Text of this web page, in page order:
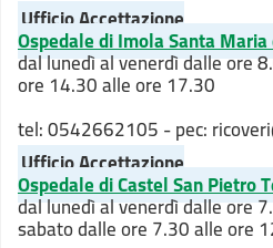
Ufficio Accettazione
Ospedale di Imola Santa
dal lunedì al venerdì dalle ore
ore 14.30 alle ore 17.30
tel: 0542662105 - pec:
Ufficio Accettazione
Ospedale di Castel San Pietro
dal lunedì al venerdì dalle ore
sabato dalle ore 7.30 alle ore